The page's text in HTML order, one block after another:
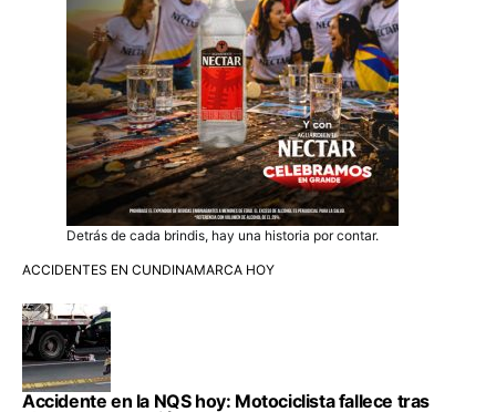
Detrás de cada brindis, hay una historia por contar.
ACCIDENTES EN CUNDINAMARCA HOY
Accidente en la NQS hoy: Motociclista fallece tras